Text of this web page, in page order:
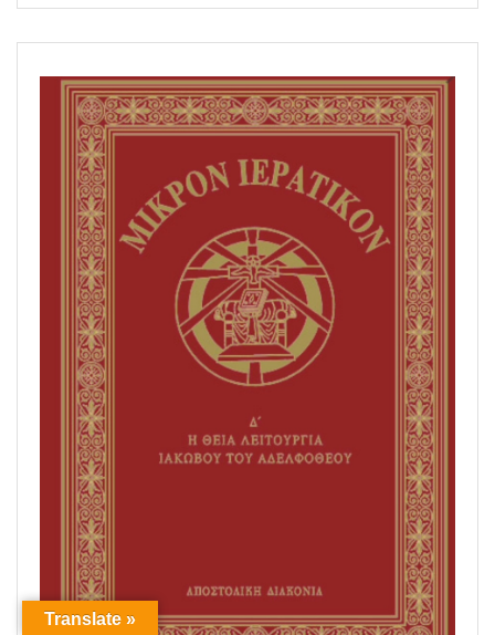
Translate »